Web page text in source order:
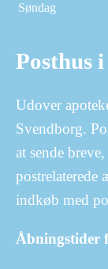
Søndag
Posthus
Udover
Svendborg.
at sende
postrelaterede
indkøb med
Åbningstider